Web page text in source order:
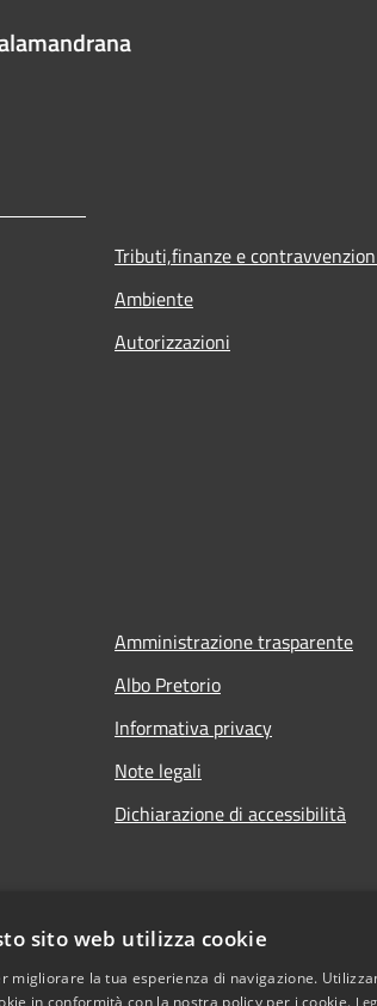
Tributi,finanze e
Ambiente
Autorizzazioni
Amministrazione trasparente
Albo Pretorio
Informativa privacy
Note legali
Dichiarazione di accessibilità
sito web utilizza cookie
migliorare la tua esperienza di navigazione.
in conformità con la nostra policy per i cookie.